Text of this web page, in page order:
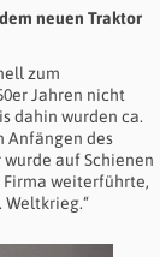
neuen Traktor
zum
Jahren nicht
dahin wurden ca.
Anfängen des
auf Schienen
Firma weiterführte,
Weltkrieg.“